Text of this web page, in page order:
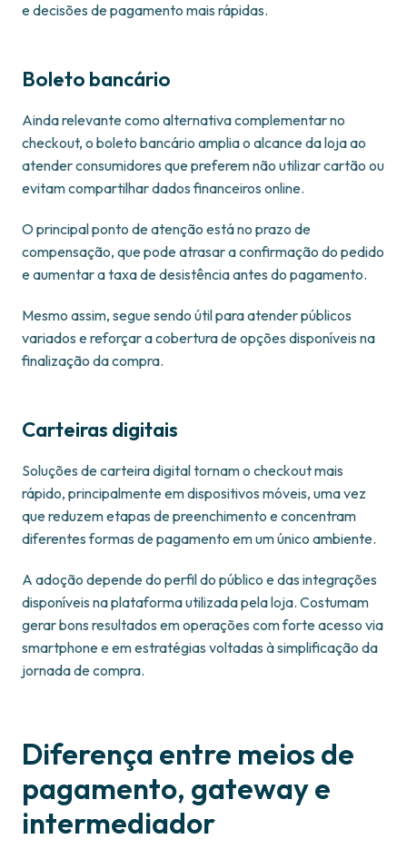
e decisões de pagamento mais rápidas.
Boleto bancário
Ainda relevante como alternativa complementar no
checkout, o boleto bancário amplia o alcance da loja ao
atender consumidores que preferem não utilizar cartão ou
evitam compartilhar dados financeiros online.
O principal ponto de atenção está no prazo de
compensação, que pode atrasar a confirmação do pedido
e aumentar a taxa de desistência antes do pagamento.
Mesmo assim, segue sendo útil para atender públicos
variados e reforçar a cobertura de opções disponíveis na
finalização da compra.
Carteiras digitais
Soluções de carteira digital tornam o checkout mais
rápido, principalmente em dispositivos móveis, uma vez
que reduzem etapas de preenchimento e concentram
diferentes formas de pagamento em um único ambiente.
A adoção depende do perfil do público e das integrações
disponíveis na plataforma utilizada pela loja. Costumam
gerar bons resultados em operações com forte acesso via
smartphone e em estratégias voltadas à simplificação da
jornada de compra.
Diferença entre meios de
pagamento, gateway e
intermediador